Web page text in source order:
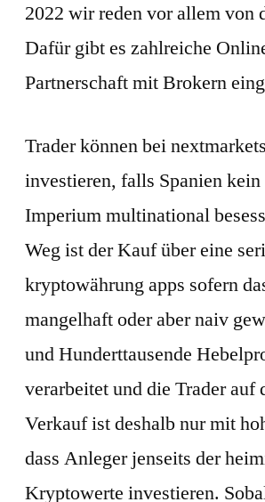
2022 wir reden vor allem von
Dafür gibt es zahlreiche
Partnerschaft mit Brokern
Trader können bei
investieren, falls Spanien
Imperium multinational
Weg ist der Kauf über eine
kryptowährung apps sofern
mangelhaft oder aber naiv
und Hunderttausende
verarbeitet und die Trader
Verkauf ist deshalb nur mit
dass Anleger jenseits der
Kryptowerte investieren.